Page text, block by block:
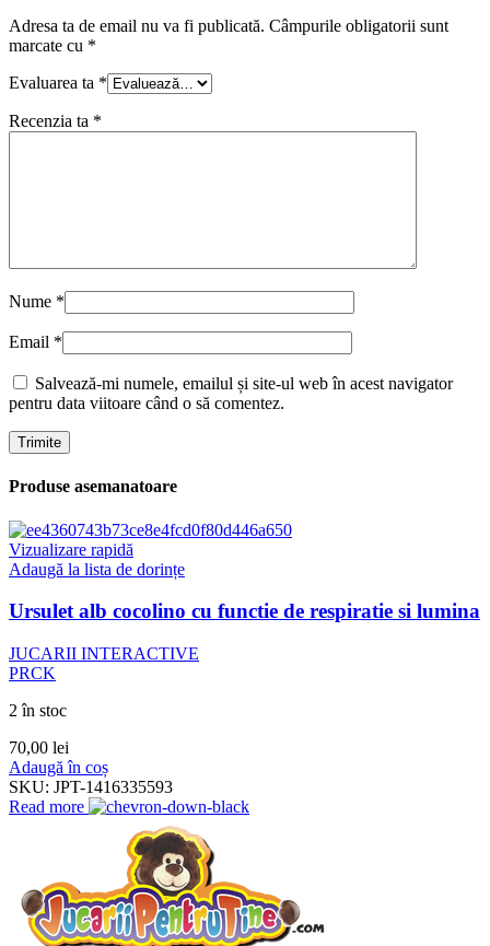
Adresa ta de email nu va fi publicată. Câmpurile obligatorii sunt
marcate cu *
Evaluarea ta *
Recenzia ta *
Nume *
Email *
Salvează-mi numele, emailul și site-ul web în acest navigator
pentru data viitoare când o să comentez.
Produse asemanatoare
Vizualizare rapidă
Adaugă la lista de dorințe
Ursulet alb cocolino cu functie de respiratie si lumina
JUCARII INTERACTIVE
PRCK
2 în stoc
70,00 lei
Adaugă în coș
SKU: JPT-1416335593
Read more